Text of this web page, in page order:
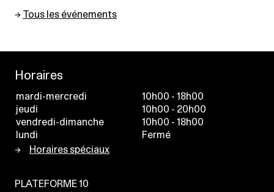
→ Tous les événements
Horaires
mardi-mercredi
10h00 - 18h00
jeudi
10h00 - 20h00
vendredi-dimanche
10h00 - 18h00
lundi
Fermé
Horaires spéciaux
PLATEFORME 10